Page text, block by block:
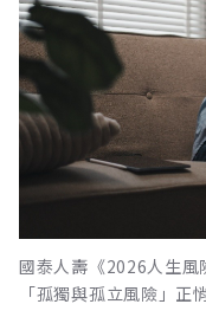
國泰人壽《2026人生風
「孤獨與孤立風險」正